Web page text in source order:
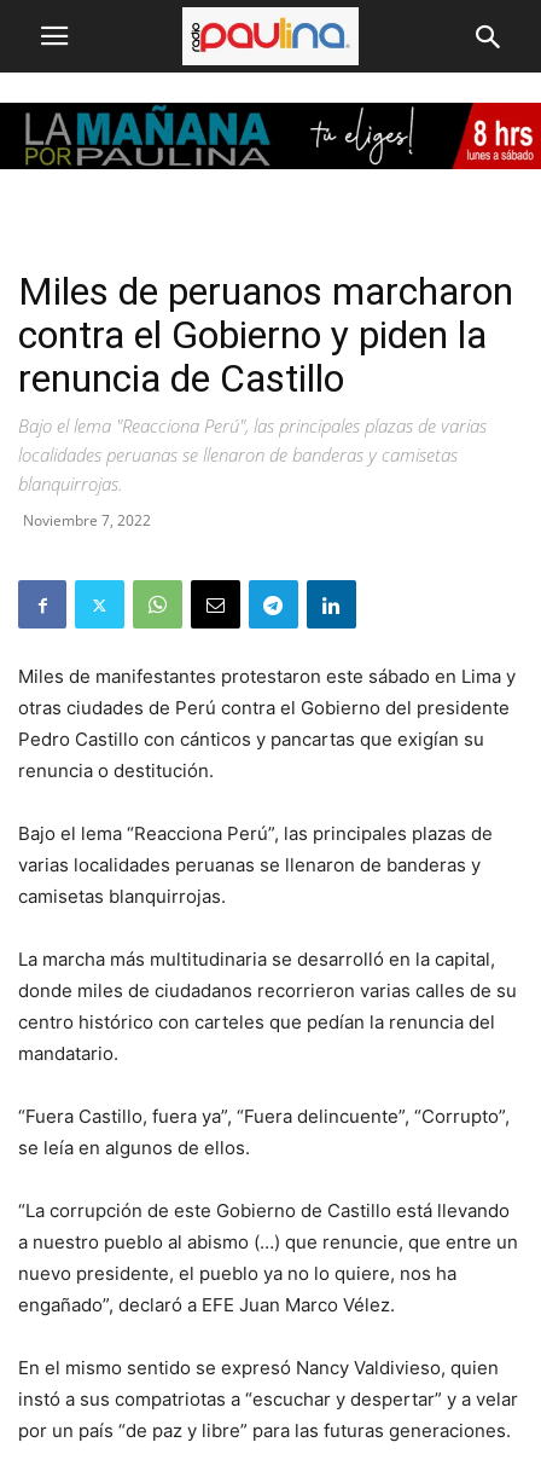
Miles de peruanos marcharon
contra el Gobierno y piden la
renuncia de Castillo
Bajo el lema "Reacciona Perú", las principales plazas de varias
localidades peruanas se llenaron de banderas y camisetas
blanquirrojas.
Noviembre 7, 2022
Miles de manifestantes protestaron este sábado en Lima y
otras ciudades de Perú contra el Gobierno del presidente
Pedro Castillo con cánticos y pancartas que exigían su
renuncia o destitución.
Bajo el lema “Reacciona Perú”, las principales plazas de
varias localidades peruanas se llenaron de banderas y
camisetas blanquirrojas.
La marcha más multitudinaria se desarrolló en la capital,
donde miles de ciudadanos recorrieron varias calles de su
centro histórico con carteles que pedían la renuncia del
mandatario.
“Fuera Castillo, fuera ya”, “Fuera delincuente”, “Corrupto”,
se leía en algunos de ellos.
“La corrupción de este Gobierno de Castillo está llevando
a nuestro pueblo al abismo (…) que renuncie, que entre un
nuevo presidente, el pueblo ya no lo quiere, nos ha
engañado”, declaró a EFE Juan Marco Vélez.
En el mismo sentido se expresó Nancy Valdivieso, quien
instó a sus compatriotas a “escuchar y despertar” y a velar
por un país “de paz y libre” para las futuras generaciones.